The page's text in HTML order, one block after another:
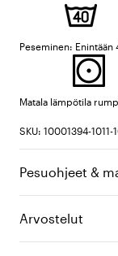
Peseminen: Enintään
Matala lämpötila
SKU: 10001394-1011-
Pesuohjeet &
Arvostelut